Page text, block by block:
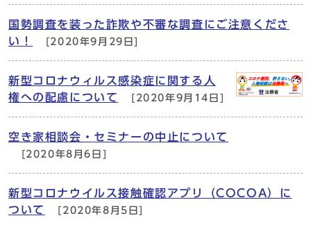
国勢調査を装った詐欺や不審な調査にご注意くださ
い！
[2020年9月29日]
新型コロナウィルス感染症に関する人
権への配慮について
[2020年9月14日]
空き家相談会・セミナーの中止について
[2020年8月6日]
新型コロナウイルス接触確認アプリ（COCOA）に
ついて
[2020年8月5日]